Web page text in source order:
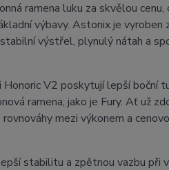
ramena luku za skvělou
výbavy. Astonix je
výstřel, plynulý nátah a
V2 poskytují lepší boční
ramena, jako je Fury. Ať už
mezi výkonem a
stabilitu a zpětnou vazbu při